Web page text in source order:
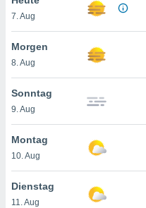
oder
Partner
es uns
das
der
Profil zu
Ihnen
finden
7. Aug
Morgen
8. Aug
Sonntag
9. Aug
Montag
10. Aug
Dienstag
11. Aug